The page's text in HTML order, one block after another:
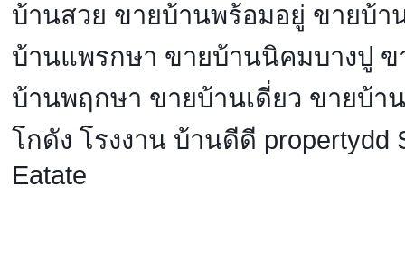
บ้านสวย ขายบ้านพร้อมอยู่ ขายบ้า
บ้านแพรกษา ขายบ้านนิคมบางปู
บ้านพฤกษา ขายบ้านเดี่ยว ขายบ้
โกดัง โรงงาน บ้านดีดี propertydd
Eatate